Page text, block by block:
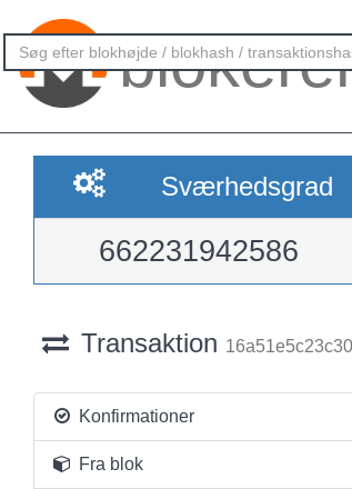
Sværhedsgrad
662231942586
Transaktion
Konfirmationer
Fra blok